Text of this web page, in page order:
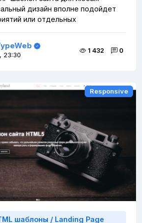
дизайн вполне подойдет
или отдельных
23:30
1 432 0
Responsive
Responsive
шаблоны / Landing Page